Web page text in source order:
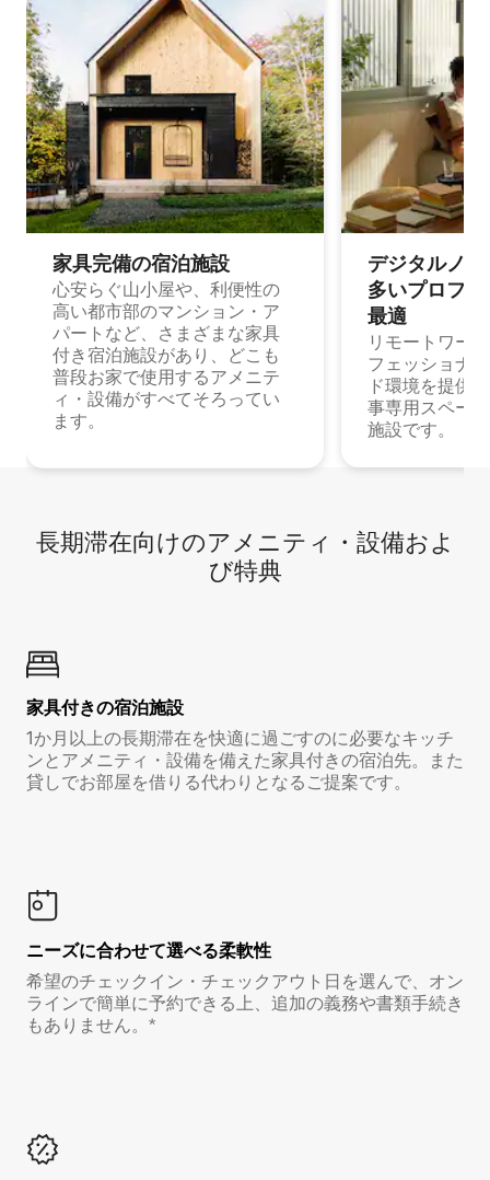
家具完備の宿⁠泊⁠施⁠設
心安らぐ山小屋や、利便性の
高い都市部のマンション・ア
パートなど、さまざまな家具
付き宿泊施設があり、どこも
普段お家で使用するアメニテ
ィ・設備がすべてそろってい
ます。
デジタルノ
多⁠いプ⁠ロ⁠フ⁠
最⁠適
リモートワー
フェッショナ
ド環境を提供
事専用スペー
施設です。
長期滞在向け⁠のア⁠メ⁠ニ⁠テ⁠ィ⁠・設⁠備⁠およ
び特⁠典
家具付き⁠の宿⁠泊⁠施⁠設
1か月以上の長期滞在を快適に過ごすのに必要なキッチ
ンとアメニティ・設備を備えた家具付きの宿泊先。また
貸しでお部屋を借りる代わりとなるご提案です。
ニーズに合わせて選べる柔軟性
希望のチェックイン・チェックアウト日を選んで、オン
ラインで簡単に予約できる上、追加の義務や書類手続き
もありません。*